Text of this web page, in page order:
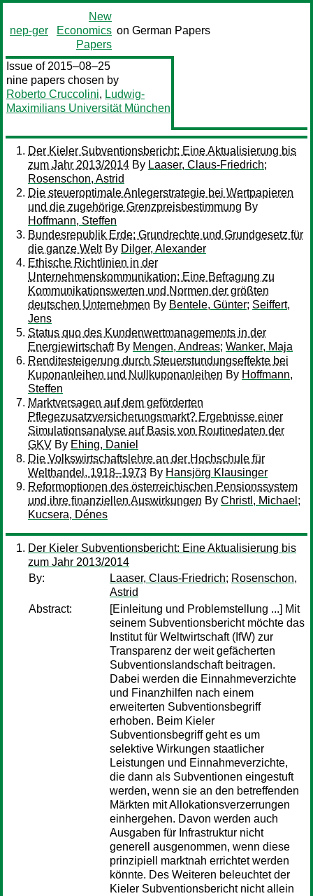
nep-ger
New
Economics
Papers
on German Papers
Issue of 2015–08–25
nine papers chosen by
Roberto Cruccolini, Ludwig-
Maximilians Universität München
Der Kieler Subventionsbericht: Eine Aktualisierung bis
zum Jahr 2013/2014 By Laaser, Claus-Friedrich;
Rosenschon, Astrid
Die steueroptimale Anlegerstrategie bei Wertpapieren
und die zugehörige Grenzpreisbestimmung By
Hoffmann, Steffen
Bundesrepublik Erde: Grundrechte und Grundgesetz für
die ganze WeltBy Dilger, Alexander
Ethische Richtlinien in der
Unternehmenskommunikation: Eine Befragung zu
Kommunikationswerten und Normen der größten
deutschen Unternehmen By Bentele, Günter; Seiffert,
Jens
Status quo des Kundenwertmanagements in der
EnergiewirtschaftBy Mengen, Andreas; Wanker, Maja
Renditesteigerung durch Steuerstundungseffekte bei
Kuponanleihen und Nullkuponanleihen By Hoffmann,
Steffen
Marktversagen auf dem geförderten
Pflegezusatzversicherungsmarkt? Ergebnisse einer
Simulationsanalyse auf Basis von Routinedaten der
GKV By Ehing, Daniel
Die Volkswirtschaftslehre an der Hochschule für
Welthandel, 1918–1973 By Hansjörg Klausinger
Reformoptionen des österreichischen Pensionssystem
und ihre finanziellen Auswirkungen By Christl, Michael ;
Kucsera, Dénes
Der Kieler Subventionsbericht: Eine Aktualisierung bis
zum Jahr 2013/2014
By:
Laaser, Claus-Friedrich; Rosenschon,
Astrid
Abstract:
[Einleitung und Problemstellung ...] Mit
seinem Subventionsbericht möchte das
Institut für Weltwirtschaft (IfW) zur
Transparenz der weit gefächerten
Subventionslandschaft beitragen.
Dabei werden die Einnahmeverzichte
und Finanzhilfen nach einem
erweiterten Subventionsbegriff
erhoben. Beim Kieler
Subventionsbegriff geht es um
selektive Wirkungen staatlicher
Leistungen und Einnahmeverzichte,
die dann als Subventionen eingestuft
werden, wenn sie an den betreffenden
Märkten mit Allokationsverzerrungen
einhergehen. Davon werden auch
Ausgaben für Infrastruktur nicht
generell ausgenommen, wenn diese
prinzipiell marktnah errichtet werden
könnte. Des Weiteren beleuchtet der
Kieler Subventionsbericht nicht allein